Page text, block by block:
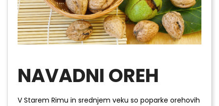
NAVADNI OREH
V Starem Rimu in srednjem veku so poparke orehovih